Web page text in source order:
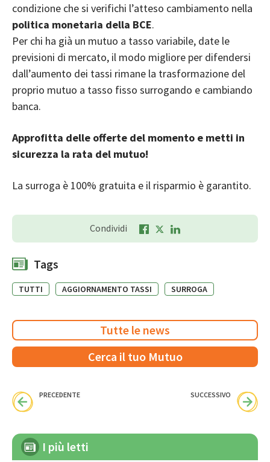
condizione che si verifichi l’atteso cambiamento nella
politica monetaria della BCE.
Per chi ha già un mutuo a tasso variabile, date le
previsioni di mercato, il modo migliore per difendersi
dall’aumento dei tassi rimane la trasformazione del
proprio mutuo a tasso fisso surrogando e cambiando
banca.
Approfitta delle offerte del momento e metti in
sicurezza la rata del mutuo!
La surroga è 100% gratuita e il risparmio è garantito.
Condividi
Tags
TUTTI AGGIORNAMENTO TASSI SURROGA
Tutte le news
Cerca il tuo Mutuo
PRECEDENTE SUCCESSIVO
I più letti